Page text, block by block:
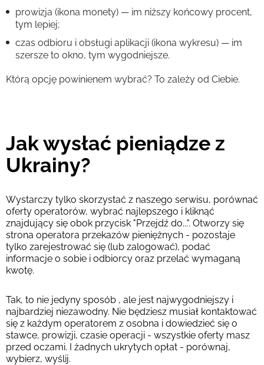
prowizja (ikona monety) — im niższy końcowy procent,
tym lepiej;
czas odbioru i obsługi aplikacji (ikona wykresu) — im
szersze to okno, tym wygodniejsze.
Którą opcję powinienem wybrać? To zależy od Ciebie.
Jak wysłać pieniądze z
Ukrainy?
Wystarczy tylko skorzystać z naszego serwisu, porównać
oferty operatorów, wybrać najlepszego i kliknąć
znajdujący się obok przycisk "Przejdź do...". Otworzy się
strona operatora przekazów pieniężnych - pozostaje
tylko zarejestrować się (lub zalogować), podać
informacje o sobie i odbiorcy oraz przelać wymaganą
kwotę.
Tak, to nie jedyny sposób , ale jest najwygodniejszy i
najbardziej niezawodny. Nie będziesz musiał kontaktować
się z każdym operatorem z osobna i dowiedzieć się o
stawce, prowizji, czasie operacji - wszystkie oferty masz
przed oczami. I żadnych ukrytych opłat - porównaj,
wybierz, wyślij.